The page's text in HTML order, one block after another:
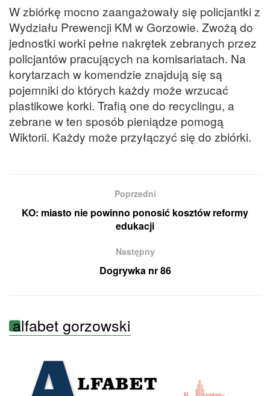
W zbiórkę mocno zaangażowały się policjantki z
Wydziału Prewencji KM w Gorzowie. Zwożą do
jednostki worki pełne nakrętek zebranych przez
policjantów pracujących na komisariatach. Na
korytarzach w komendzie znajdują się są
pojemniki do których każdy może wrzucać
plastikowe korki. Trafią one do recyclingu, a
zebrane w ten sposób pieniądze pomogą
Wiktorii. Każdy może przyłączyć się do zbiórki.
Poprzedni
KO: miasto nie powinno ponosić kosztów reformy
edukacji
Następny
Dogrywka nr 86
alfabet gorzowski